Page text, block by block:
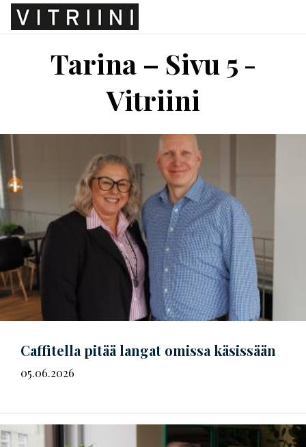
Tarina – Sivu 5 -
Vitriini
Caffitella pitää langat omissa käsissään
05.06.2026